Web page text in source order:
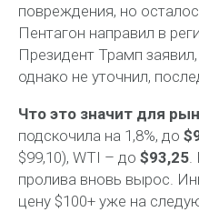
повреждения, но
Пентагон направил в
Президент Трамп
однако не уточнил,
Что это значит для
подскочила на 1,8%, до
$99,10), WTI – до $93,25
пролива вновь вырос.
цену $100+ уже на